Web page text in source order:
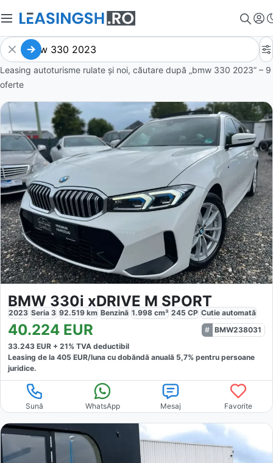
Leasing autoturisme rulate și noi, căutare după „bmw 330 2023” – 9
oferte
BMW 330i xDRIVE M SPORT
2023 Seria 3 92.519 km Benzină 1.998 cm³ 245 CP Cutie automată
40.224 EUR
BMW238031
33.243 EUR + 21% TVA deductibil
Leasing de la 405 EUR/luna cu dobăndă anuală 5,7% pentru persoane
juridice.
Sună WhatsApp Mesaj Favorite